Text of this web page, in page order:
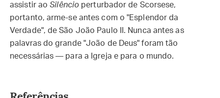
assistir aoSilêncio perturbador de Scorsese,
portanto, arme-se antes com o "Esplendor da
Verdade", de São João Paulo II. Nunca antes as
palavras do grande "João de Deus" foram tão
necessárias — para a Igreja e para o mundo.